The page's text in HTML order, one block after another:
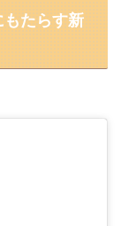
もたらす新